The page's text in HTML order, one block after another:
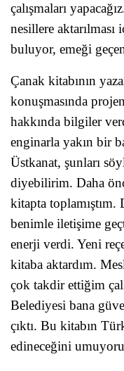
çalışmaları
nesillere aktarılması
buluyor, emeği
Çanak kitabının
konuşmasında
hakkında bilgiler
enginarla yakın bir
Üstkanat, şunları
diyebilirim. Daha
kitapta
benimle iletişime
enerji verdi. Yeni
kitaba aktardım.
çok takdir ettiğim
Belediyesi bana
çıktı. Bu kitabın
edineceğini